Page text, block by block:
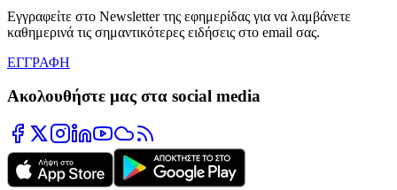
Εγγραφείτε στο Newsletter της εφημερίδας για να λαμβάνετε
καθημερινά τις σημαντικότερες ειδήσεις στο email σας.
ΕΓΓΡΑΦΗ
Ακολουθήστε μας στα social media